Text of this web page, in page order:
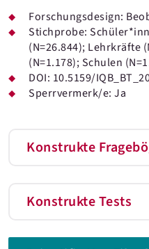
Forschungsdesign:
Stichprobe:
(N=26.844); Lehrkräfte
(N=1.178); Schulen
DOI: 10.5159/
Sperrvermerk/e: Ja
Konstrukte
Konstrukte Tests